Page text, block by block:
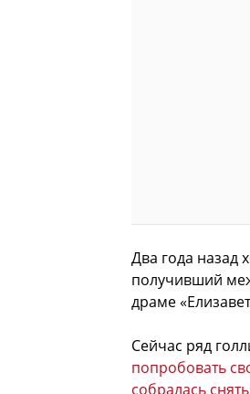
Два года назад
получивший
драме
Сейчас ряд
попробовать
собралась